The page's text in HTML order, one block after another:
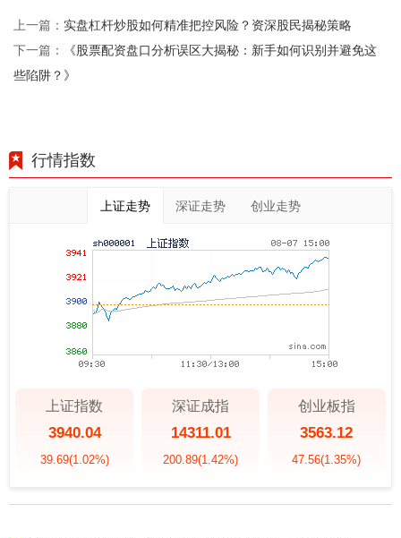
上一篇： 实盘杠杆炒股如何精准把控风险？资深股民揭秘策略
下一篇：
《股票配资盘口分析误区大揭秘：新手如何识别并避免这
些陷阱？》
行情指数
上证走势 深证走势 创业走势
上证指数
3940.04
39.69(1.02%)
深证成指
14311.01
200.89(1.42%)
创业板指
3563.12
47.56(1.35%)